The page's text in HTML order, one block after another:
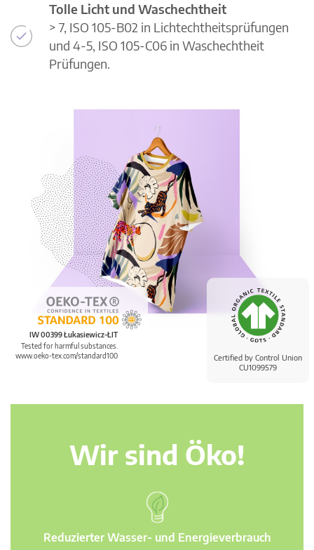
Certified by Control Union
CU1099579
IW 00399 Łukasiewicz-ŁIT
Tested for harmful substances.
www.oeko-tex.com/standard100
Tolle Licht und Waschechtheit
> 7, ISO 105-B02 in Lichtechtheitsprüfungen
und 4-5, ISO 105-C06 in Waschechtheit
Prüfungen.
Wir sind Öko!
Reduzierter Wasser- und Energieverbrauch